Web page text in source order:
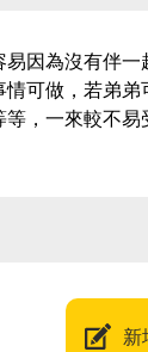
因為沒有伴
可做，若弟
，一來較不
新